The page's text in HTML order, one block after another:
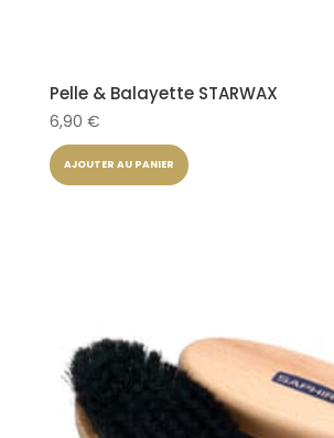
Pelle & Balayette STARWAX
6,90 €
AJOUTER AU PANIER